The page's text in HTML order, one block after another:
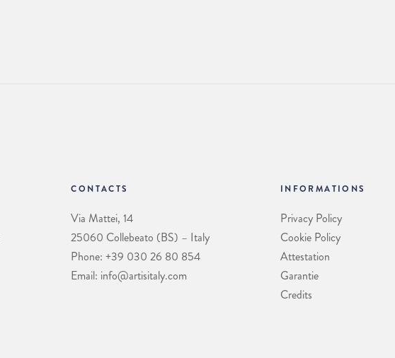
CONTACTS
Via Mattei, 14
25060 Collebeato (BS) – Italy
Phone: +39 030 26 80 854
Email: info@artisitaly.com
INFORMATIONS
Privacy Policy
Cookie Policy
Attestation
Garantie
Credits